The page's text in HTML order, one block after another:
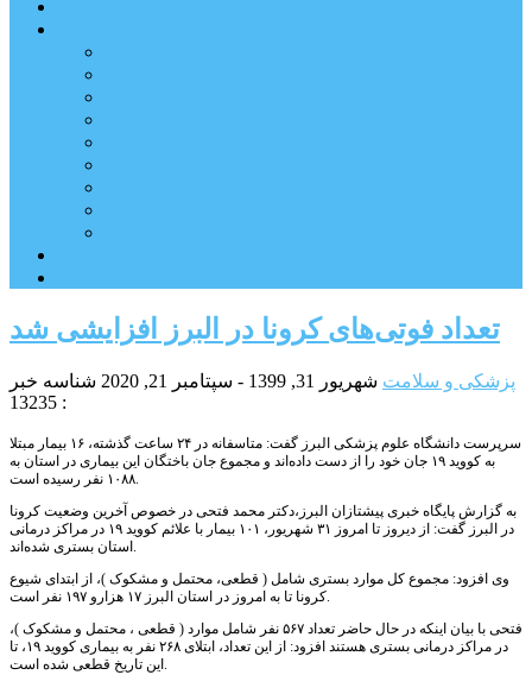
تعداد فوتی‌های کرونا در البرز افزایشی شد
پزشکی و سلامت شهریور 31, 1399 - سپتامبر 21, 2020
شناسه خبر
: 13235
سرپرست دانشگاه علوم پزشکی البرز گفت: متاسفانه در ۲۴ ساعت گذشته، ۱۶ بیمار مبتلا
به کووید ۱۹ جان خود را از دست داده‌اند و مجموع جان باختگان این بیماری در استان به
۱۰۸۸ نفر رسیده است.
به گزارش پایگاه خبری پیشتازان البرز،دکتر محمد فتحی در خصوص آخرین وضعیت کرونا
در البرز گفت: از دیروز تا امروز ۳۱ شهریور، ۱۰۱ بیمار با علائم کووید ۱۹ در مراکز درمانی
استان بستری شده‌اند.
وی افزود: مجموع کل موارد بستری شامل ( قطعی، محتمل و مشکوک )، از ابتدای شیوع
کرونا تا به امروز در استان البرز ۱۷ هزارو ۱۹۷ نفر است.
فتحی با بیان اینکه در حال حاضر تعداد ۵۶۷ نفر شامل موارد ( قطعی ، محتمل و مشکوک )،
در مراکز درمانی بستری هستند افزود: از این تعداد، ابتلای ۲۶۸ نفر به بیماری کووید ۱۹، تا
این تاریخ قطعی شده است.